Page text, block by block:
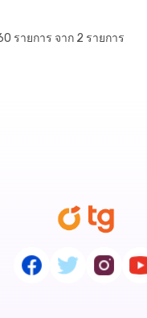
รายการ จาก 2 รายการ